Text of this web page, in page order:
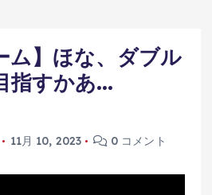
ム】ほな、ダブル
指すかあ…
11月 10, 2023 0 コメント